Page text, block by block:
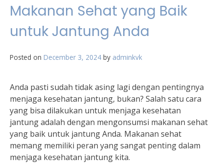
Makanan Sehat yang Baik
untuk Jantung Anda
Posted on December 3, 2024 by adminkvk
Anda pasti sudah tidak asing lagi dengan pentingnya
menjaga kesehatan jantung, bukan? Salah satu cara
yang bisa dilakukan untuk menjaga kesehatan
jantung adalah dengan mengonsumsi makanan sehat
yang baik untuk jantung Anda. Makanan sehat
memang memiliki peran yang sangat penting dalam
menjaga kesehatan jantung kita.